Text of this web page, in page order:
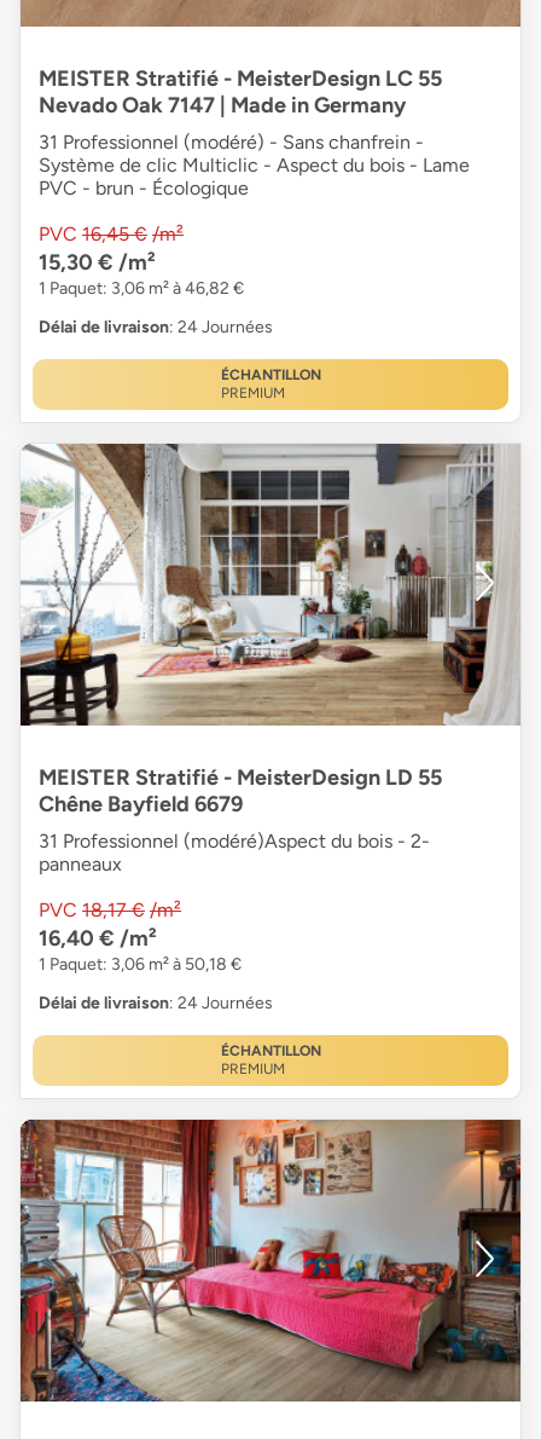
MEISTER Stratifié - MeisterDesign LC 55
Nevado Oak 7147 | Made in Germany
31 Professionnel (modéré) - Sans chanfrein -
Système de clic Multiclic - Aspect du bois - Lame
PVC - brun - Écologique
PVC 16,45 € /m²
15,30 € /m²
1 Paquet: 3,06 m² à 46,82 €
Délai de livraison: 24 Journées
ÉCHANTILLON
PREMIUM
MEISTER Stratifié - MeisterDesign LD 55
Chêne Bayfield 6679
31 Professionnel (modéré)Aspect du bois - 2-
panneaux
PVC 18,17 € /m²
16,40 € /m²
1 Paquet: 3,06 m² à 50,18 €
Délai de livraison: 24 Journées
ÉCHANTILLON
PREMIUM